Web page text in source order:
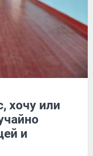
хочу или
и